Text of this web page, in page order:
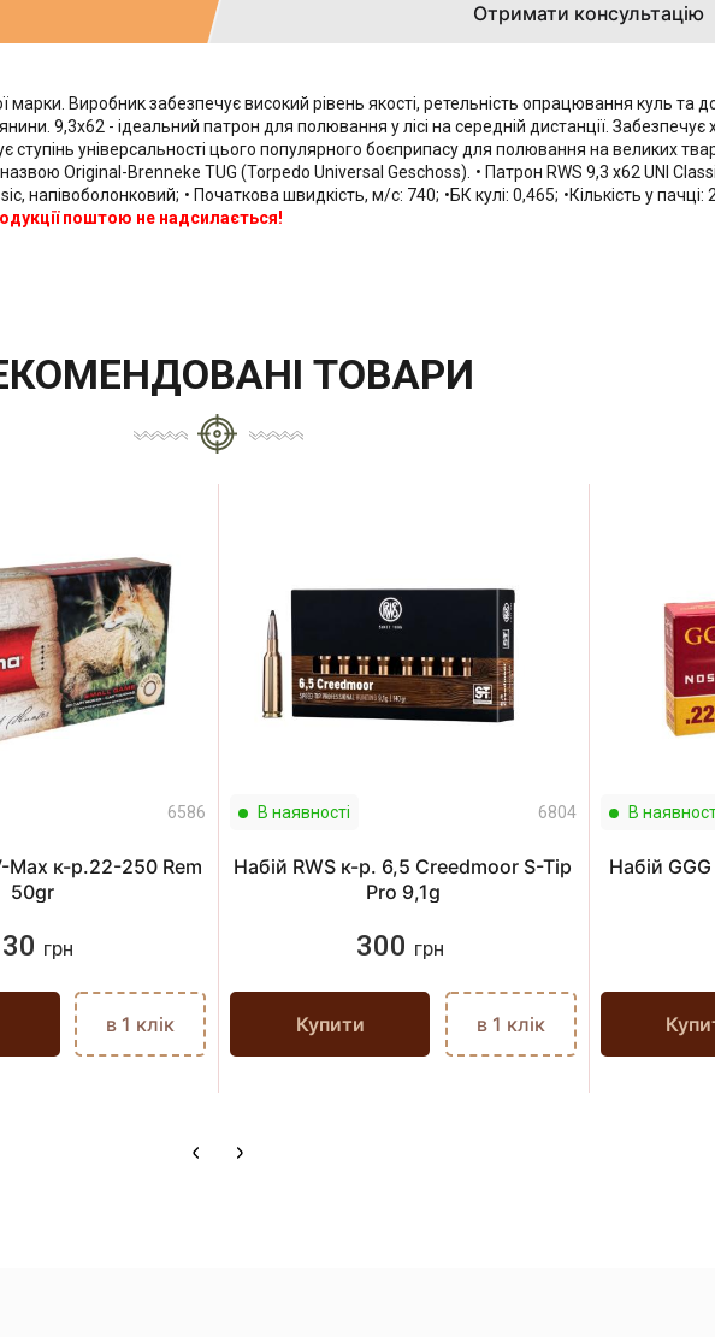
Отримати консультацію
марки. Виробник забезпечує високий рівень якості, ретельність опрацювання куль та
9,3x62 - ідеальний патрон для полювання у лісі на середній дистанції. Забезпечує
універсальності цього популярного боєприпасу для полювання на великих
Original-Brenneke TUG (Torpedo Universal Geschoss). • Патрон RWS 9,3 x62 UNI
напівоболонковий; • Початкова швидкість, м/с: 740; •БК кулі: 0,465; •Кількість у пачці:
поштою не надсилається!
ТОВАРИ
6586
Max к-р.22-250 Rem
50gr
грн
в 1 клік
В наявності 6804
Набій RWS к-р. 6,5 Creedmoor S-Tip
Pro 9,1g
300 грн
Купити в 1 клік
В
Набій